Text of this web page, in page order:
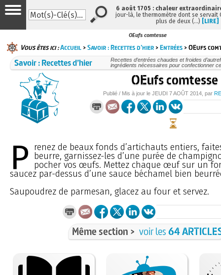
OEufs comtesse
Vous êtes ici :Accueil >Savoir : Recettes d’hier >Entrées > OEufs
Savoir : Recettes d’hier
Recettes d’entrées chaudes et froides
ingrédients nécessaires pour confectionner
OEufs comtesse
Publié / Mis à jour leJEUDI 7 AOÛT 2014 , par
P renez de beaux fonds d’artichauts entiers,
beurre, garnissez-les d’une purée de
pocher vos œufs. Mettez chaque œuf sur un
saucez par-dessus d’une sauce béchamel bien
Saupoudrez de parmesan, glacez au four et servez.
Même section > voir les64
6 août 1705 : chaleur
jour-là, le thermomètre dont se servait
plus de deux (…) [LIRE]